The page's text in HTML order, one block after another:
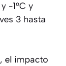
-1°C y
3 hasta
el impacto